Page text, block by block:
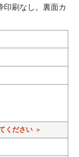
印刷なし。裏面カ
ください